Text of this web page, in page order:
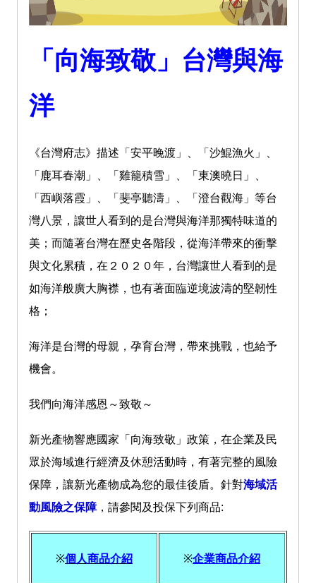
「向海致敬」台灣與海
洋
《台灣府志》描述「安平晚渡」、「沙鯤漁火」、
「鹿耳春潮」、「雞籠積雪」、「東澳曉日」、
「西嶼落霞」、「斐亭聽濤」、「澄台觀海」等台
灣八景，讓世人看到的是台灣與海洋那獨特味道的
美；而隨著台灣在歷史各階段，從海洋帶來的衝擊
與文化累積，在２０２０年，台灣讓世人看到的是
如海洋般廣大胸襟，也有著面臨逆境波濤的堅韌性
格；
海洋是台灣的母親，孕育台灣，帶來挑戰，也給予
機會。
我們向海洋感恩～致敬～
新光產物響應國家「向海致敬」政策，在企業及民
眾於海域進行經濟及休憩活動時，有著完整的風險
保障，讓新光產物成為您的最佳後盾。針對海域活
動風險之保障，請參閱及投保下列商品:
※個人商品介紹 ※企業商品介紹